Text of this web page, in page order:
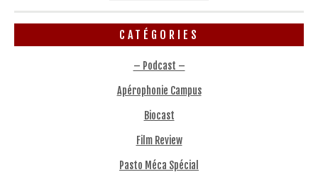
CATÉGORIES
– Podcast –
Apérophonie Campus
Biocast
Film Review
Pasto Méca Spécial